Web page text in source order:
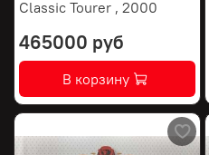
Classic Tourer , 2000
465000 руб
В корзину